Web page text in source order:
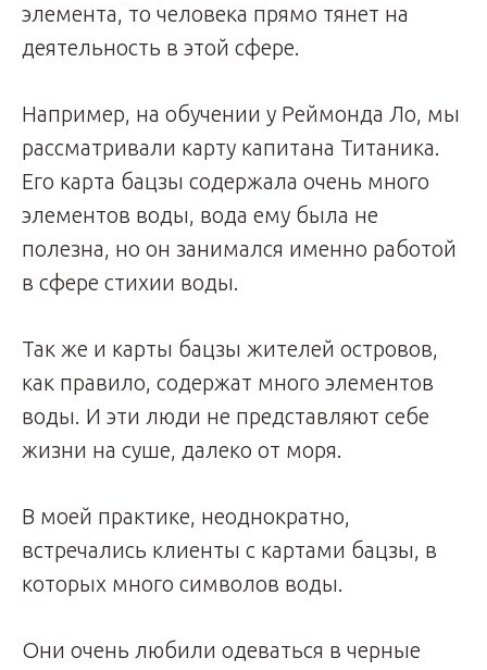
элемента, то человека прямо тянет на
деятельность в этой сфере.
Например, на обучении у Реймонда Ло, мы
рассматривали карту капитана Титаника.
Его карта бацзы содержала очень много
элементов воды, вода ему была не
полезна, но он занимался именно работой
в сфере стихии воды.
Так же и карты бацзы жителей островов,
как правило, содержат много элементов
воды. И эти люди не представляют себе
жизни на суше, далеко от моря.
В моей практике, неоднократно,
встречались клиенты с картами бацзы, в
которых много символов воды.
Они очень любили одеваться в черные